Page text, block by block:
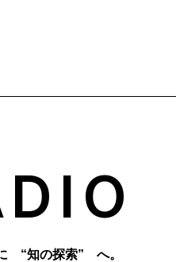
“知の探索” へ。